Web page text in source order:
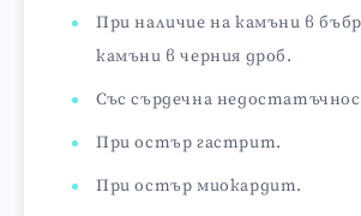
При наличие на камъни в
камъни в черния дроб.
Със сърдечна
При остър гастрит.
При остър миокардит.